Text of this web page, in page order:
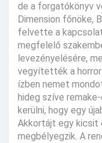
de a forgatókönyv
Dimension főnöke,
felvette a
megfelelő
levezényelésére,
vegyítették a
ízben nemet
hideg szíve
kerülni, hogy egy
Akkortájt egy kicsit
megbélyegzik. A